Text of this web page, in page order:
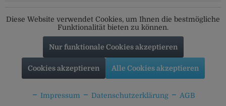
Social Media
Folgt uns auf unseren Kanälen für alle Neuigkeiten:
Diese Website verwendet Cookies, um Ihnen die bestmögliche
Funktionalität bieten zu können.
Nur funktionale Cookies akzeptieren
Cookies akzeptieren Alle Cookies akzeptieren
Impressum Datenschutzerklärung AGB